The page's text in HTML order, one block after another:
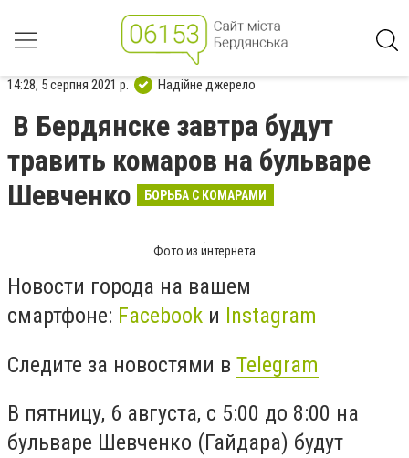
14:28, 5 серпня 2021 р. Надійне джерело
В Бердянске завтра будут
травить комаров на бульваре
Шевченко
БОРЬБА С КОМАРАМИ
Фото из интернета
Новости города на вашем
смартфоне: Facebook и Instagram
Следите за новостями в Telegram
В пятницу, 6 августа, с 5:00 до 8:00 на
бульваре Шевченко (Гайдара) будут